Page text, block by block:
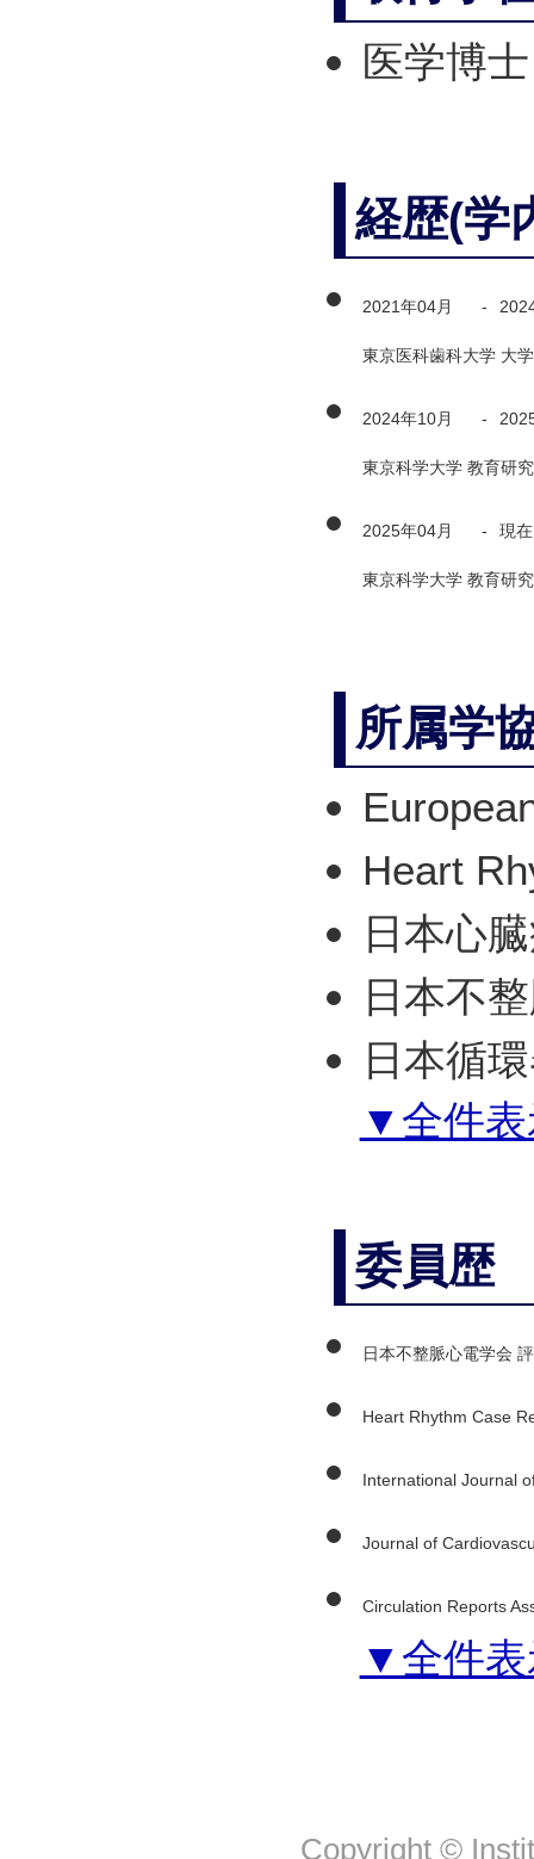
医学博
経歴(学
2021年04月 -
東京医科歯科大学 大
2024年10月 -
東京科学大学 教育研
2025年04月 - 現在
東京科学大学 教育研
所属学
Heart
日本心
日本不
日本循
▼全件表
委員歴
日本不整脈心電学会
Heart Rhythm Case
International Journal
Journal of
Circulation Reports
▼全件表
Copyright ©